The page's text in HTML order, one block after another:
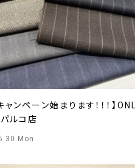
ャンペーン始まります！！！】
ルコ店
Mon